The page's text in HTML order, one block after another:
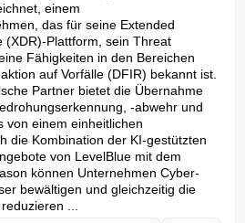
einem
das für seine Extended
(XDR)-Plattform, sein Threat
Fähigkeiten in den Bereichen
auf Vorfälle (DFIR) bekannt ist.
Partner bietet die Übernahme
-abwehr und
von einem einheitlichen
die Kombination der KI-gestützten
von LevelBlue mit dem
können Unternehmen Cyber-
bewältigen und gleichzeitig die
...